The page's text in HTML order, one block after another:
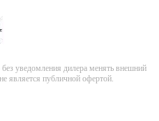
уведомления дилера менять внешний
является публичной офертой.